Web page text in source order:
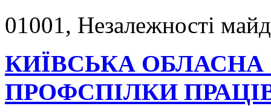
01001, Незалежності
КИЇВСЬКА ОБЛАСНА
ПРОФСПІЛКИ